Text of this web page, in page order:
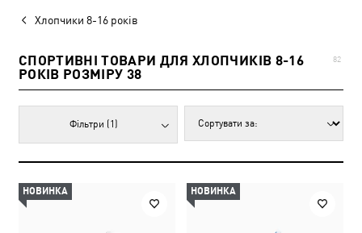
Хлопчики 8-16 років
СПОРТИВНІ ТОВАРИ ДЛЯ ХЛОПЧИКІВ 8-16
РОКІВ РОЗМІРУ 38
82
Фільтри (1)
НОВИНКА НОВИНКА